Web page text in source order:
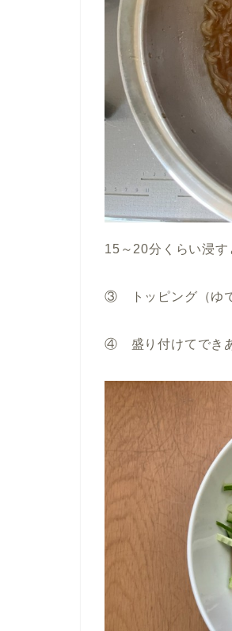
15～20分くらい浸す
③ トッピング（ゆで
④ 盛り付けてでき